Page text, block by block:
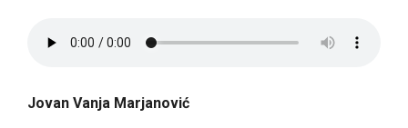
Jovan Vanja Marjanović